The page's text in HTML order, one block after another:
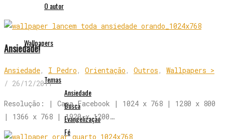
O autor
Wallpapers
Temas
Ansiedade
Busca
Evangelização
Fé
Ansiedade!
Ansiedade, I Pedro , Orientação , Outros , Wallpapers >
/ 26/12/2011
Resolução: | Capa Facebook | 1024 x 768 | 1280 x 800
| 1366 x 768 | 1920 x 1200…